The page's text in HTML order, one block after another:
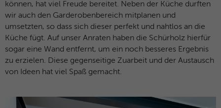
können, hat viel Freude bereitet. Neben der Küche durften
wir auch den Garderobenbereich mitplanen und
umsetzten, so dass sich dieser perfekt und nahtlos an die
Küche fügt. Auf unser Anraten haben die Schürholz hierfür
sogar eine Wand entfernt, um ein noch besseres Ergebnis
zu erzielen. Diese gegenseitige Zuarbeit und der Austausch
von Ideen hat viel Spaß gemacht.